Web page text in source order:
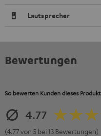
Lautsprecher
Bewertungen
So bewerten Kunden dieses Produkt
4.77
(4.77 von 5 bei 13 Bewertungen)